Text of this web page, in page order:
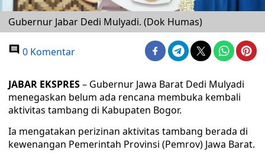
Gubernur Jabar Dedi Mulyadi. (Dok Humas)
0 Komentar
JABAR EKSPRES– Gubernur Jawa Barat Dedi Mulyadi
menegaskan belum ada rencana membuka kembali
aktivitas tambang di Kabupaten Bogor.
Ia mengatakan perizinan aktivitas tambang berada di
kewenangan Pemerintah Provinsi (Pemrov) Jawa Barat.